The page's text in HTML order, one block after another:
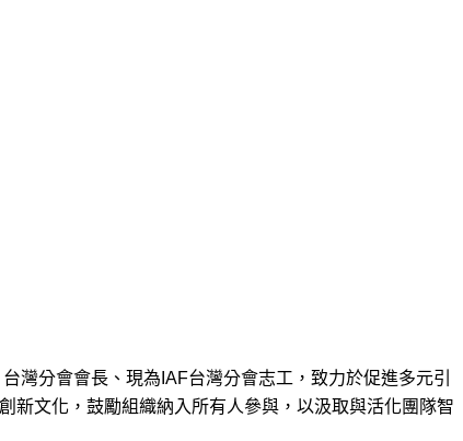
灣分會會長、現為IAF台灣分會志工，致力於促進多元引
新文化，鼓勵組織納入所有人參與，以汲取與活化團隊智